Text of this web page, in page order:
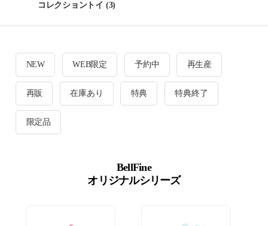
コレクショントイ (3)
NEW WEB限定 予約中 再生産
再販 在庫あり 特典 特典終了
限定品
BellFine
オリジナルシリーズ